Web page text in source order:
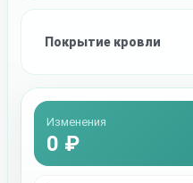
Покрытие кровли
Изменения
0 ₽